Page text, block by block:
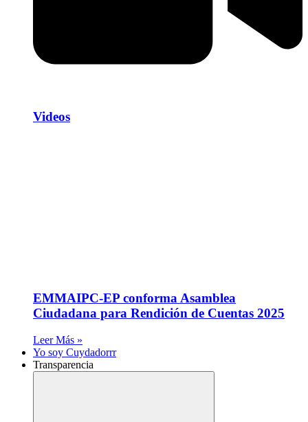
Videos
EMMAIPC-EP conforma Asamblea
Ciudadana para Rendición de Cuentas 2025
Leer Más »
Yo soy Cuydadorrr
Transparencia